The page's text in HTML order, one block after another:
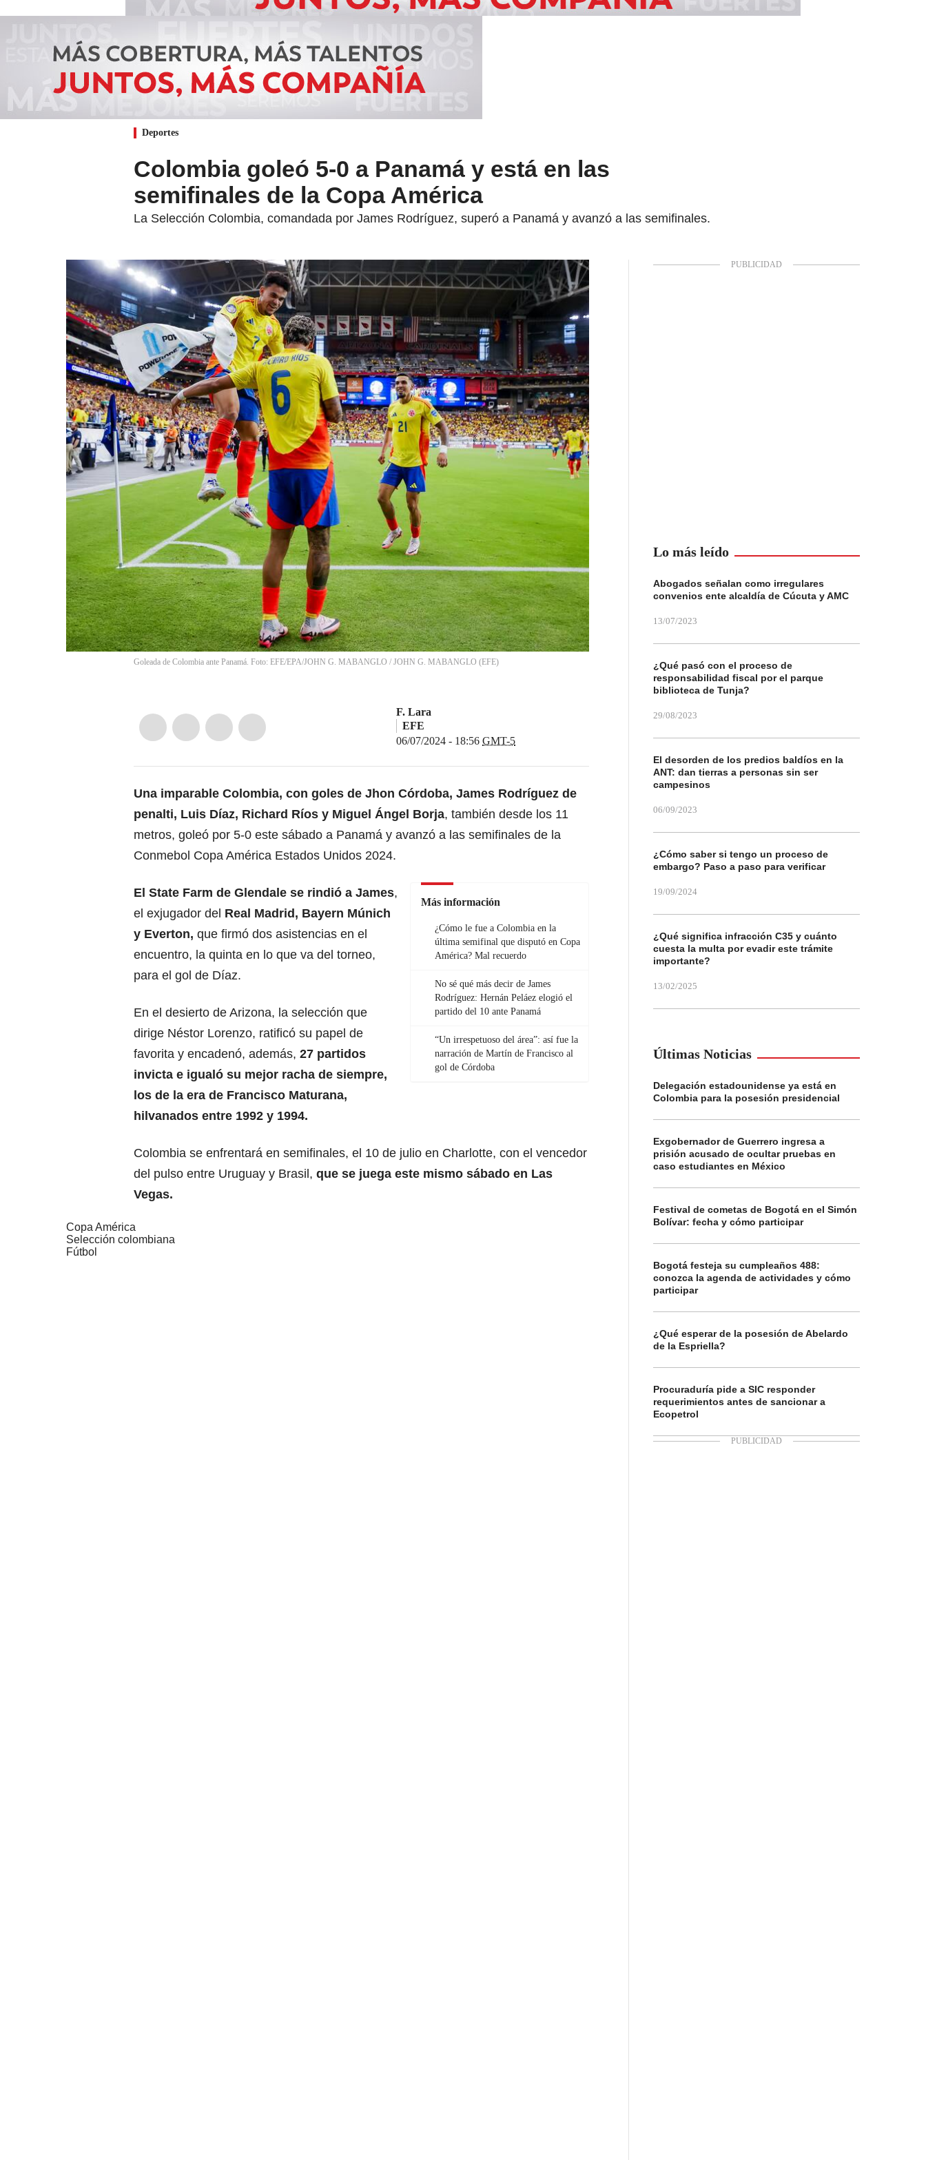
Deportes
Colombia goleó 5-0 a Panamá y está en las
semifinales de la Copa América
La Selección Colombia, comandada por James Rodríguez, superó a Panamá y avanzó a las semifinales.
Goleada de Colombia ante Panamá. Foto: EFE/EPA/JOHN G. MABANGLO / JOHN G. MABANGLO (EFE)
F. Lara
EFE
06/07/2024 - 18:56 GMT-5
Una imparable Colombia, con goles de Jhon Córdoba, James Rodríguez de
penalti, Luis Díaz, Richard Ríos y Miguel Ángel Borja, también desde los 11
metros, goleó por 5-0 este sábado a Panamá y avanzó a las semifinales de la
Conmebol Copa América Estados Unidos 2024.
Más información
¿Cómo le fue a Colombia en la
última semifinal que disputó en Copa
América? Mal recuerdo
No sé qué más decir de James
Rodríguez: Hernán Peláez elogió el
partido del 10 ante Panamá
“Un irrespetuoso del área”: así fue la
narración de Martín de Francisco al
gol de Córdoba
El State Farm de Glendale se rindió a James,
el exjugador del Real Madrid , Bayern Múnich
y Everton, que firmó dos asistencias en el
encuentro, la quinta en lo que va del torneo,
para el gol de Díaz.
En el desierto de Arizona, la selección que
dirige Néstor Lorenzo, ratificó su papel de
favorita y encadenó, además, 27 partidos
invicta e igualó su mejor racha de siempre,
los de la era de Francisco Maturana,
hilvanados entre 1992 y 1994.
Colombia se enfrentará en semifinales, el 10 de julio en Charlotte, con el vencedor
del pulso entre Uruguay y Brasil, que se juega este mismo sábado en Las
Vegas.
Copa América
Selección colombiana
Fútbol
Lo más leído
Abogados señalan como irregulares
convenios ente alcaldía de Cúcuta y AMC
13/07/2023
¿Qué pasó con el proceso de
responsabilidad fiscal por el parque
biblioteca de Tunja?
29/08/2023
El desorden de los predios baldíos en la
ANT: dan tierras a personas sin ser
campesinos
06/09/2023
¿Cómo saber si tengo un proceso de
embargo? Paso a paso para verificar
19/09/2024
¿Qué significa infracción C35 y cuánto
cuesta la multa por evadir este trámite
importante?
13/02/2025
Últimas Noticias
Delegación estadounidense ya está en
Colombia para la posesión presidencial
Exgobernador de Guerrero ingresa a
prisión acusado de ocultar pruebas en
caso estudiantes en México
Festival de cometas de Bogotá en el Simón
Bolívar: fecha y cómo participar
Bogotá festeja su cumpleaños 488:
conozca la agenda de actividades y cómo
participar
¿Qué esperar de la posesión de Abelardo
de la Espriella?
Procuraduría pide a SIC responder
requerimientos antes de sancionar a
Ecopetrol